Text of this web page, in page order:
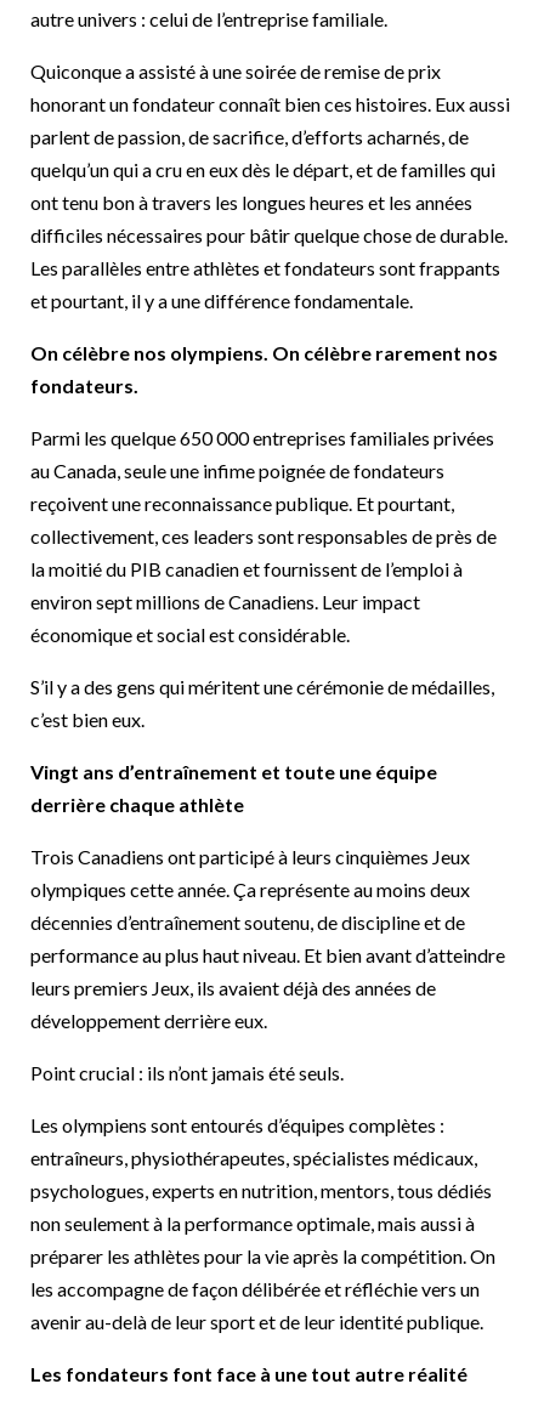
autre univers : celui de l’entreprise familiale.
Quiconque a assisté à une soirée de remise de prix
honorant un fondateur connaît bien ces histoires. Eux aussi
parlent de passion, de sacrifice, d’efforts acharnés, de
quelqu’un qui a cru en eux dès le départ, et de familles qui
ont tenu bon à travers les longues heures et les années
difficiles nécessaires pour bâtir quelque chose de durable.
Les parallèles entre athlètes et fondateurs sont frappants
et pourtant, il y a une différence fondamentale.
On célèbre nos olympiens. On célèbre rarement nos
fondateurs.
Parmi les quelque 650 000 entreprises familiales privées
au Canada, seule une infime poignée de fondateurs
reçoivent une reconnaissance publique. Et pourtant,
collectivement, ces leaders sont responsables de près de
la moitié du PIB canadien et fournissent de l’emploi à
environ sept millions de Canadiens. Leur impact
économique et social est considérable.
S’il y a des gens qui méritent une cérémonie de médailles,
c’est bien eux.
Vingt ans d’entraînement et toute une équipe
derrière chaque athlète
Trois Canadiens ont participé à leurs cinquièmes Jeux
olympiques cette année. Ça représente au moins deux
décennies d’entraînement soutenu, de discipline et de
performance au plus haut niveau. Et bien avant d’atteindre
leurs premiers Jeux, ils avaient déjà des années de
développement derrière eux.
Point crucial : ils n’ont jamais été seuls.
Les olympiens sont entourés d’équipes complètes :
entraîneurs, physiothérapeutes, spécialistes médicaux,
psychologues, experts en nutrition, mentors, tous dédiés
non seulement à la performance optimale, mais aussi à
préparer les athlètes pour la vie après la compétition. On
les accompagne de façon délibérée et réfléchie vers un
avenir au-delà de leur sport et de leur identité publique.
Les fondateurs font face à une tout autre réalité